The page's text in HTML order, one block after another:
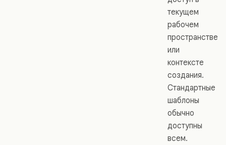
текущем
рабочем
пространстве
или
контексте
создания.
Стандартные
шаблоны
обычно
доступны
всем.